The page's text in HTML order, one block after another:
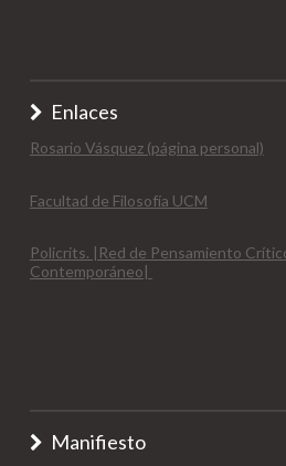
Enlaces
Rosario Vásquez (página personal)
Facultad de Filosofía UCM
Policrits. |Red de Pensamiento
Contemporáneo|
Manifiesto